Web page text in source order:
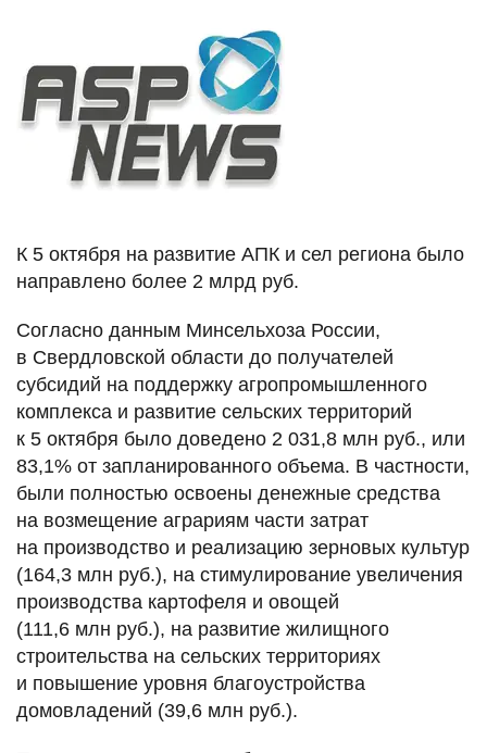
К 5 октября на развитие АПК и сел региона было
направлено более 2 млрд руб.
Согласно данным Минсельхоза России,
в Свердловской области до получателей
субсидий на поддержку агропромышленного
комплекса и развитие сельских территорий
к 5 октября было доведено 2 031,8 млн руб., или
83,1% от запланированного объема. В частности,
были полностью освоены денежные средства
на возмещение аграриям части затрат
на производство и реализацию зерновых культур
(164,3 млн руб.), на стимулирование увеличения
производства картофеля и овощей
(111,6 млн руб.), на развитие жилищного
строительства на сельских территориях
и повышение уровня благоустройства
домовладений (39,6 млн руб.).